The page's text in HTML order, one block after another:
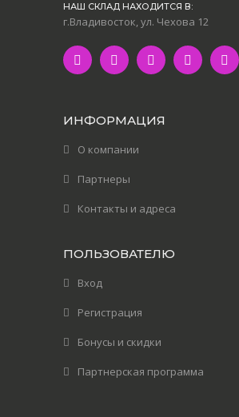
НАШ СКЛАД НАХОДИТСЯ В:
г.Владивосток, ул. Чехова 12
ИНФОРМАЦИЯ
О компании
Партнеры
Контакты и адреса
ПОЛЬЗОВАТЕЛЮ
Вход
Регистрация
Бонусы и скидки
Партнерская программа